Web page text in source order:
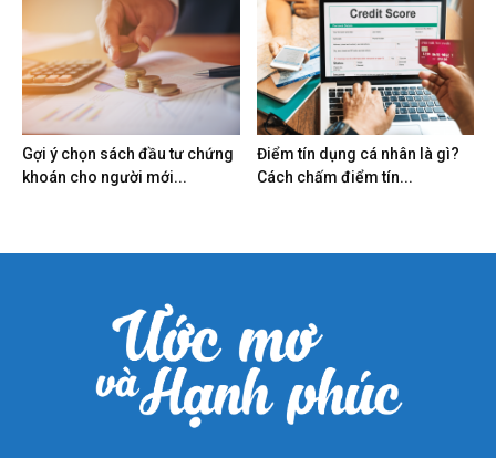
Gợi ý chọn sách đầu tư chứng
khoán cho người mới...
Điểm tín dụng cá nhân là gì?
Cách chấm điểm tín...